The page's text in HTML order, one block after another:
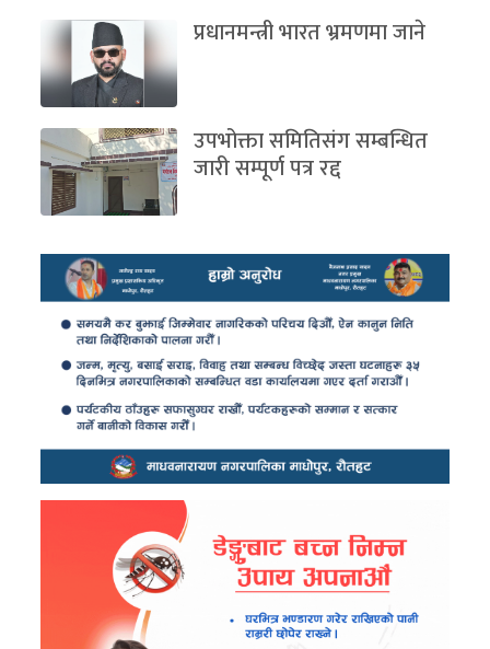
प्रधानमन्त्री भारत भ्रमणमा जाने
उपभोक्ता समितिसंग सम्बन्धित
जारी सम्पूर्ण पत्र रद्द